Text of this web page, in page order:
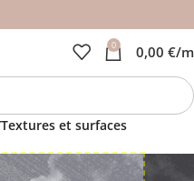
0 0,00 €/
Textures et surfaces